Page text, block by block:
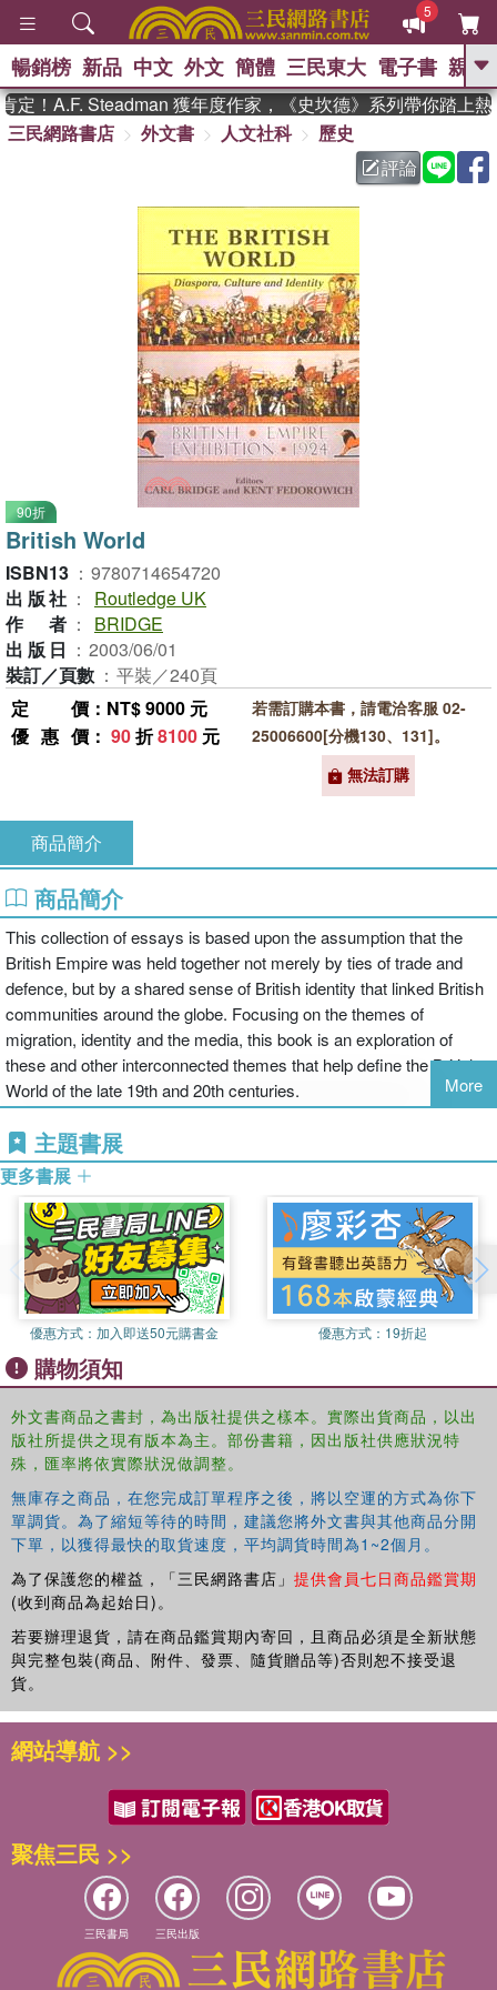
5
GO
熱搜： 東野圭吾 、
父親節 、 如果歷
暑期推薦 、 國際布克
獎 臺灣漫遊錄 、 方念華
登輝時代 、 數學女孩：黎曼猜想
偉大的迷走神經
暢銷榜 新品 中文 外文 簡體 三民東大 電子書 親子
！A.F. Steadman 獲年度作家，《史坎德》系列帶你踏上熱
三民網路書店
外文書 人文社科
歷史
評論
90折
British World
ISBN13 ： 9780714654720
出版社 ：
Routledge UK
作者 ：
BRIDGE
出版日 ： 2003/06/01
裝訂／頁數 ： 平裝／240頁
定價 ：NT$ 9000 元
優惠價 ： 90折8100 元
若需訂購本書，請電洽客服 02-
25006600[分機130、131]。
無法訂購
商品簡介
商品簡介
This collection of essays is based upon the assumption that the
British Empire was held together not merely by ties of trade and
defence, but by a shared sense of British identity that linked British
communities around the globe. Focusing on the themes of
migration, identity and the media, this book is an exploration of
these and other interconnected themes that help define the British
World of the late 19th and 20th centuries.
More
主題書展
更多書展
優惠方式： 加入即送50元購書金 優惠方式： 19折起
購物須知
外文書商品之書封，為出版社提供之樣本。實際出貨商品，以出
版社所提供之現有版本為主。部份書籍，因出版社供應狀況特
殊，匯率將依實際狀況做調整。
無庫存之商品，在您完成訂單程序之後，將以空運的方式為你下
單調貨。為了縮短等待的時間，建議您將外文書與其他商品分開
下單，以獲得最快的取貨速度，平均調貨時間為1~2個月。
為了保護您的權益，「三民網路書店」 提供會員七日商品鑑賞期
(收到商品為起始日)。
若要辦理退貨，請在商品鑑賞期內寄回，且商品必須是全新狀態
與完整包裝(商品、附件、發票、隨貨贈品等)否則恕不接受退
貨。
網站導航 >>
聚焦三民 >>
三民書局 三民出版